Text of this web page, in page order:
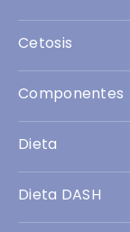
Cetosis
Componentes
Dieta
Dieta DASH